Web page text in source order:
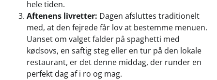
hele tiden.
Aftenens livretter: Dagen afsluttes traditionelt
med, at den fejrede får lov at bestemme menuen.
Uanset om valget falder på spaghetti med
kødsovs, en saftig steg eller en tur på den lokale
restaurant, er det denne middag, der runder en
perfekt dag af i ro og mag.